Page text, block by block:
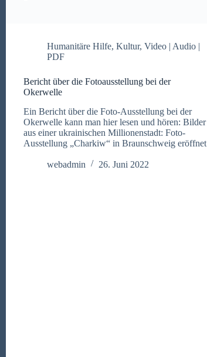
Humanitäre Hilfe, Kultur, Video | Audio |
PDF
Bericht über die Fotoausstellung bei der
Okerwelle
Ein Bericht über die Foto-Ausstellung bei der
Okerwelle kann man hier lesen und hören: Bilder
aus einer ukrainischen Millionenstadt: Foto-
Ausstellung „Charkiw“ in Braunschweig eröffnet
webadmin 26. Juni 2022